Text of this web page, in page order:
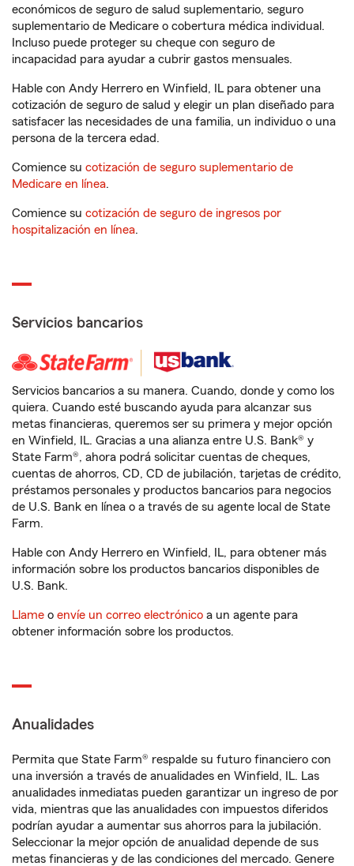
económicos de seguro de salud suplementario, seguro
suplementario de Medicare o cobertura médica individual.
Incluso puede proteger su cheque con seguro de
incapacidad para ayudar a cubrir gastos mensuales.
Hable con Andy Herrero en Winfield, IL para obtener una
cotización de seguro de salud y elegir un plan diseñado para
satisfacer las necesidades de una familia, un individuo o una
persona de la tercera edad.
Comience su cotización de seguro suplementario de
Medicare en línea.
Comience su cotización de seguro de ingresos por
hospitalización en línea.
Servicios bancarios
Servicios bancarios a su manera. Cuando, donde y como los
quiera. Cuando esté buscando ayuda para alcanzar sus
metas financieras, queremos ser su primera y mejor opción
en Winfield, IL. Gracias a una alianza entre U.S. Bank® y
State Farm®, ahora podrá solicitar cuentas de cheques,
cuentas de ahorros, CD, CD de jubilación, tarjetas de crédito,
préstamos personales y productos bancarios para negocios
de U.S. Bank en línea o a través de su agente local de State
Farm.
Hable con Andy Herrero en Winfield, IL, para obtener más
información sobre los productos bancarios disponibles de
U.S. Bank.
Llame o envíe un correo electrónico a un agente para
obtener información sobre los productos.
Anualidades
Permita que State Farm® respalde su futuro financiero con
una inversión a través de anualidades en Winfield, IL. Las
anualidades inmediatas pueden garantizar un ingreso de por
vida, mientras que las anualidades con impuestos diferidos
podrían ayudar a aumentar sus ahorros para la jubilación.
Seleccionar la mejor opción de anualidad depende de sus
metas financieras y de las condiciones del mercado. Genere